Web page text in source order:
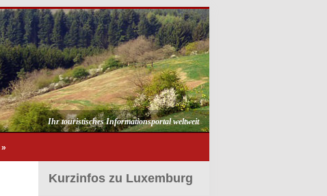
Ihr touristisches Informationsportal weltweit
»
Kurzinfos zu Luxemburg